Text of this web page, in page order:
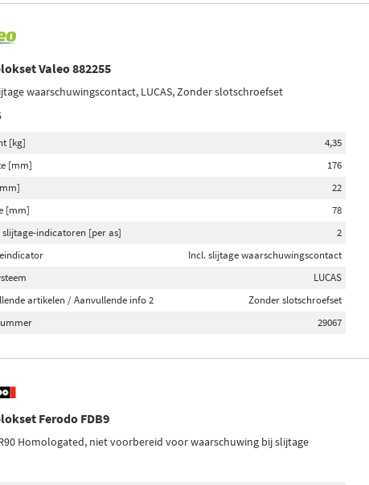
Valeo 882255
waarschuwingscontact, LUCAS, Zonder slotschroefset
[kg]
4,35
[mm]
176
22
[mm]
78
indicatoren [per as]
2
Incl. slijtage waarschuwingscontact
LUCAS
artikelen / Aanvullende info 2
Zonder slotschroefset
29067
Ferodo FDB9
Homologated, niet voorbereid voor waarschuwing bij slijtage